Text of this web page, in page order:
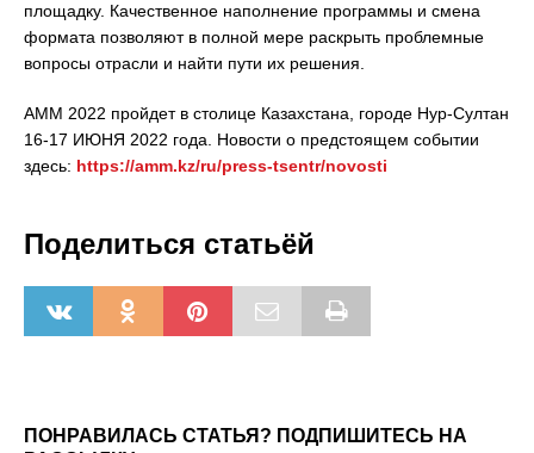
площадку. Качественное наполнение программы и смена
формата позволяют в полной мере раскрыть проблемные
вопросы отрасли и найти пути их решения.
АММ 2022 пройдет в столице Казахстана, городе Нур-Султан
16-17 ИЮНЯ 2022 года. Новости о предстоящем событии
здесь: https://amm.kz/ru/press-tsentr/novosti
Поделиться статьёй
ПОНРАВИЛАСЬ СТАТЬЯ? ПОДПИШИТЕСЬ НА